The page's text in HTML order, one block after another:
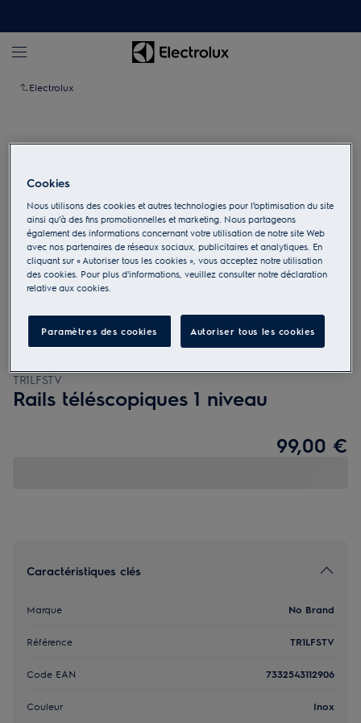
Electrolux
Appuyez pour zoomer
TR1LFSTV
Rails téléscopiques 1 niveau
99,00 €
Caractéristiques clés
Marque No Brand
Référence TR1LFSTV
Code EAN 7332543112906
Couleur Inox
Cookies
Nous utilisons des cookies et autres technologies pour l’optimisation du site
ainsi qu’à des fins promotionnelles et marketing. Nous partageons
également des informations concernant votre utilisation de notre site Web
avec nos partenaires de réseaux sociaux, publicitaires et analytiques. En
cliquant sur « Autoriser tous les cookies », vous acceptez notre utilisation
des cookies. Pour plus d'informations, veuillez consulter notre déclaration
relative aux cookies.
Paramètres des cookies Autoriser tous les cookies